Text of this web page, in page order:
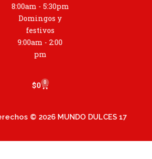
8:00am - 5:30pm
Domingos y
festivos
9:00am - 2:00
pm
$0 0
Cart
© 2026 MUNDO DULCES 17